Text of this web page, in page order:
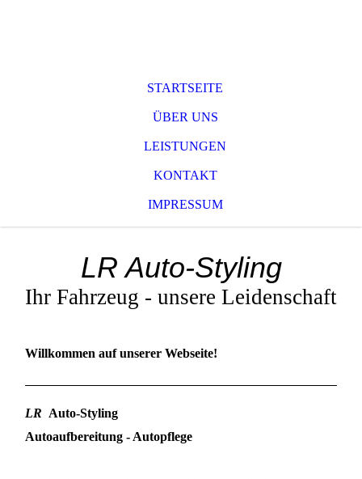
STARTSEITE
ÜBER UNS
LEISTUNGEN
KONTAKT
IMPRESSUM
LR Auto-Styling
Ihr Fahrzeug - unsere Leidenschaft
Willkommen auf unserer Webseite!
LR Auto-Styling
Autoaufbereitung - Autopflege